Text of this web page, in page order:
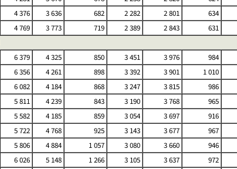
4 376 3 636 682 2 282 2 801 634
4 769 3 773 719 2 389 2 843 631
6 379 4 325 850 3 451 3 976 984
6 356 4 261 898 3 392 3 901 1 010
6 082 4 184 868 3 247 3 815 986
5 811 4 239 843 3 190 3 768 965
5 582 4 185 859 3 054 3 697 916
5 722 4 768 925 3 143 3 677 967
5 806 4 884 1 057 3 080 3 660 946
6 026 5 148 1 266 3 105 3 637 972